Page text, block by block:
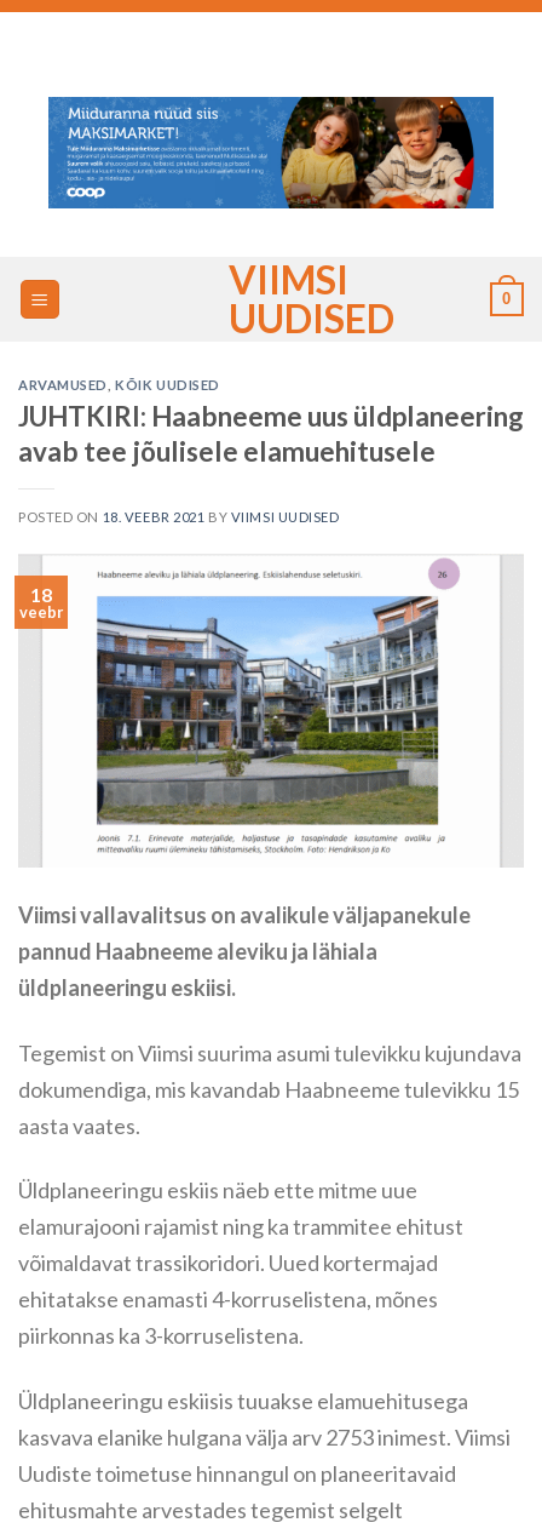
Skip
VIIMSI
UUDISED
0
ARVAMUSED ,KÕIK UUDISED
JUHTKIRI: Haabneeme uus üldplaneering
avab tee jõulisele elamuehitusele
POSTED ON 18. VEEBR 2021 BY VIIMSI UUDISED
18
veebr
Viimsi vallavalitsus on avalikule väljapanekule
pannud Haabneeme aleviku ja lähiala
üldplaneeringu eskiisi.
Tegemist on Viimsi suurima asumi tulevikku kujundava
dokumendiga, mis kavandab Haabneeme tulevikku 15
aasta vaates.
Üldplaneeringu eskiis näeb ette mitme uue
elamurajooni rajamist ning ka trammitee ehitust
võimaldavat trassikoridori. Uued kortermajad
ehitatakse enamasti 4-korruselistena, mõnes
piirkonnas ka 3-korruselistena.
Üldplaneeringu eskiisis tuuakse elamuehitusega
kasvava elanike hulgana välja arv 2753 inimest. Viimsi
Uudiste toimetuse hinnangul on planeeritavaid
ehitusmahte arvestades tegemist selgelt